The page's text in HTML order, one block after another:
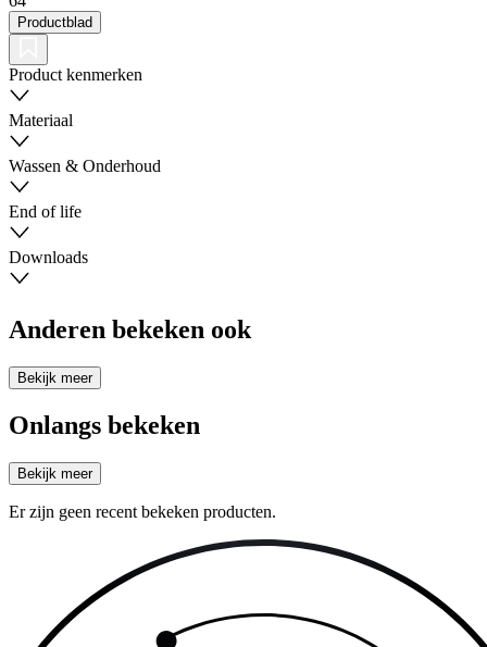
Productblad
Product kenmerken
Materiaal
Wassen & Onderhoud
End of life
Downloads
Anderen bekeken ook
Bekijk meer
Onlangs bekeken
Bekijk meer
Er zijn geen recent bekeken producten.